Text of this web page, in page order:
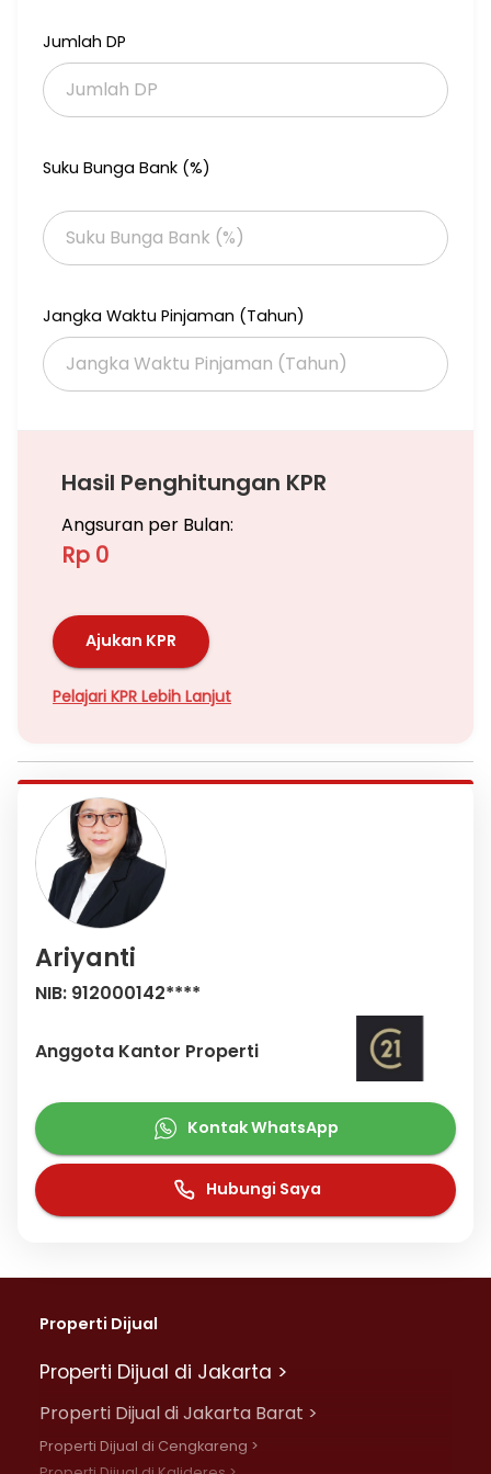
Jumlah DP
Suku Bunga Bank (%)
Jangka Waktu Pinjaman (Tahun)
Hasil Penghitungan KPR
Angsuran per Bulan:
Rp 0
Ajukan KPR
Pelajari KPR Lebih Lanjut
Ariyanti
NIB: 912000142****
Anggota Kantor Properti
Kontak WhatsApp
Hubungi Saya
Properti Dijual
Properti Dijual di Jakarta >
Properti Dijual di Jakarta Barat >
Properti Dijual di Cengkareng >